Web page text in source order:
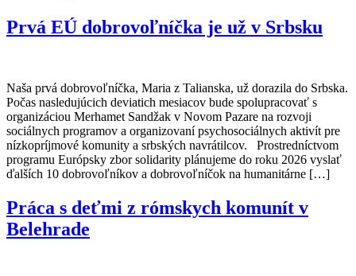
Prvá EÚ dobrovoľníčka je už v Srbsku
Naša prvá dobrovoľníčka, Maria z Talianska, už dorazila do Srbska.
Počas nasledujúcich deviatich mesiacov bude spolupracovať s
organizáciou Merhamet Sandžak v Novom Pazare na rozvoji
sociálnych programov a organizovaní psychosociálnych aktivít pre
nízkopríjmové komunity a srbských navrátilcov. Prostredníctvom
programu Európsky zbor solidarity plánujeme do roku 2026 vyslať
ďalších 10 dobrovoľníkov a dobrovoľníčok na humanitárne […]
Práca s deťmi z rómskych komunít v
Belehrade